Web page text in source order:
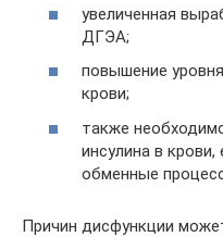
увеличенная
ДГЭА;
повышение
крови;
также
инсулина в
обменные
Причин дисфункции